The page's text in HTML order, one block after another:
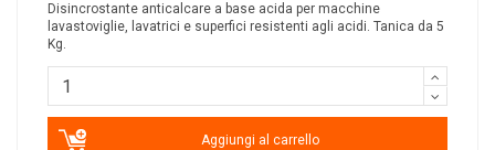
Disincrostante anticalcare a base acida per macchine
lavastoviglie, lavatrici e superfici resistenti agli acidi. Tanica da 5
Kg.
Aggiungi al carrello